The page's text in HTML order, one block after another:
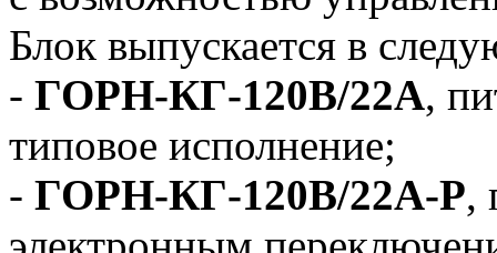
Блок выпускается в
- ГОРН-КГ-120В/22А,
типовое исполнение;
- ГОРН-КГ-120В/22А-Р,